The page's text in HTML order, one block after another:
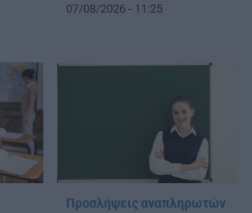
07/08/2026 - 11:25
Προσλήψεις αναπληρωτών